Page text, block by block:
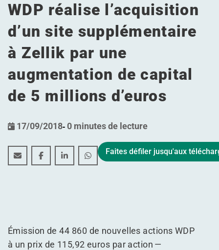
WDP réalise l’acquisition
d’un site supplémentaire
à Zellik par une
augmentation de capital
de 5 millions d’euros
17/09/2018- 0 minutes de lecture
WDP réalise l’acquisition d’un site supplémentaire à
WDP réalise l’acquisition d’un site
WDP réalise l’acquisition d’un site
WDP réalise l’acquisition d’un
Faites défiler jusqu'aux
Émission de 44 860 de nouvelles actions WDP
à un prix de 115,92 euros par action —